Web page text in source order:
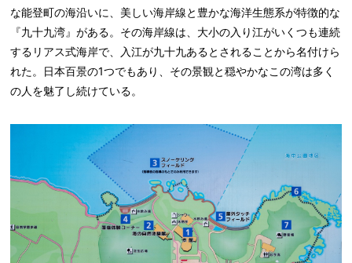
な能登町の海沿いに、美しい海岸線と豊かな海洋生態系が特徴的な
『九十九湾』がある。その海岸線は、大小の入り江がいくつも連続
するリアス式海岸で、入江が九十九あるとされることから名付けら
れた。日本百景の1つでもあり、その景観と穏やかなこの湾は多く
の人を魅了し続けている。